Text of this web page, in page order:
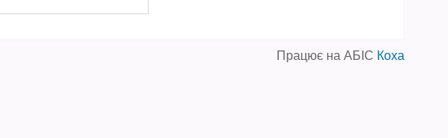
Працює на АБІС Коха